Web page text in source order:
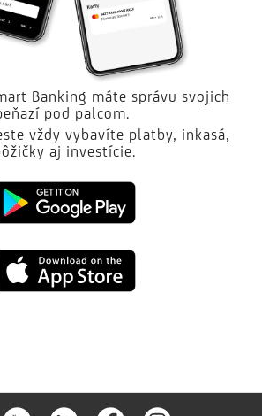
Banking máte správu svojich
pod palcom.
vždy vybavíte platby, inkasá,
aj investície.
Google
App